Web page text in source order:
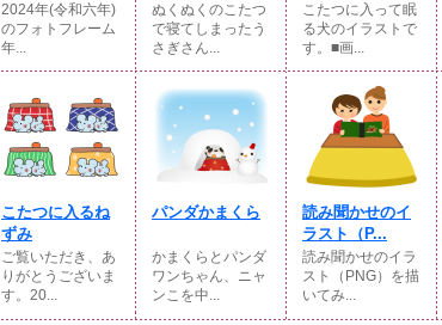
2024年(令和六年)
のフォトフレーム
年...
ぬくぬくのこたつ
で寝てしまったう
さぎさん...
こたつに入って眠
る犬のイラストで
す。■画...
こたつに入るね
ずみ
ご覧いただき、あ
りがとうございま
す。20...
パンダかまくら
かまくらとパンダ
ワンちゃん、ニャ
ンこを中...
読み聞かせのイ
ラスト（P...
読み聞かせのイラ
スト（PNG）を描
いてみ...